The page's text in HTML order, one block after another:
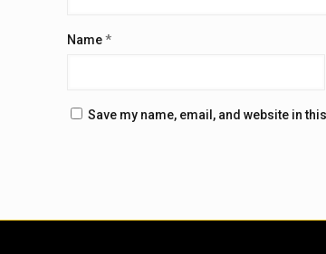
Name*
Save my name, email, and website in